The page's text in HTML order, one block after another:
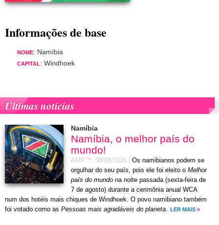
Informações de base
NOME: Namíbia
CAPITAL: Windhoek
Últimas notícias
Namíbia
Namíbia, o melhor país do
mundo!
AMP™, 08/08/2026
Os namibianos podem se
orgulhar do seu país, pois ele foi eleito o Melhor
país do mundo na noite passada (sexta-feira de
7 de agosto) durante a cerimônia anual WCA
num dos hotéis mais chiques de Windhoek. O povo namibiano também
foi votado como as Pessoas mais agradáveis do planeta. LER MAIS »